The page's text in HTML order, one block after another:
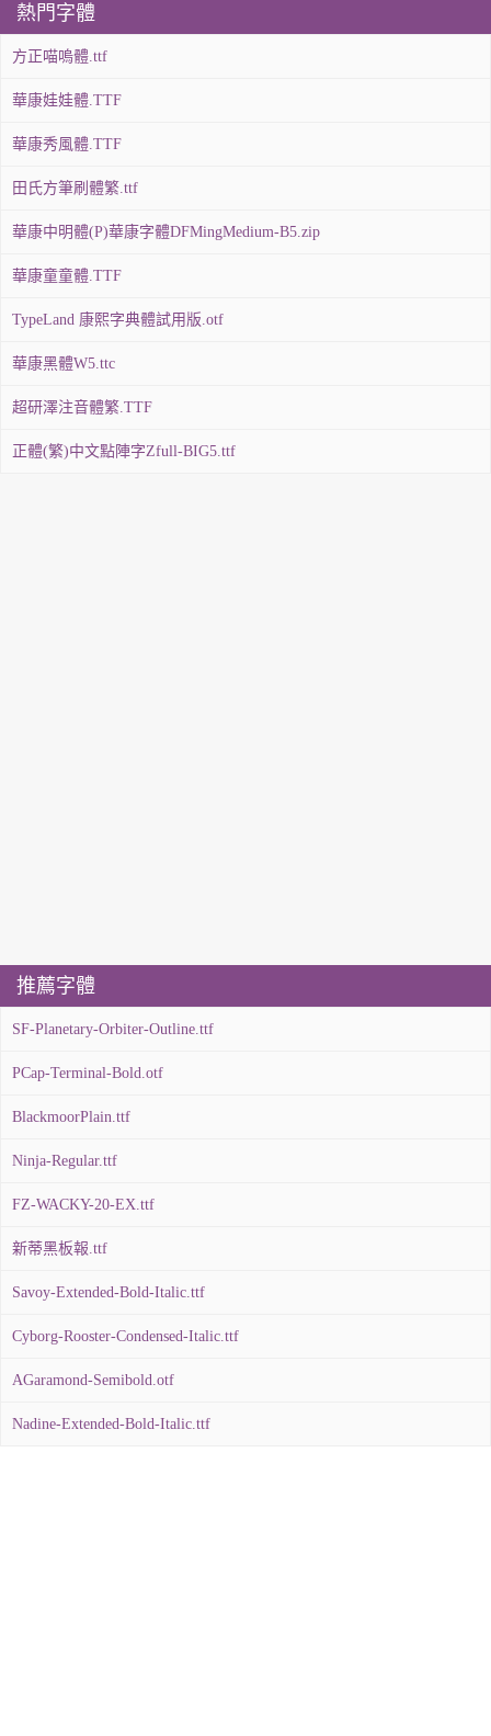
熱門字體
方正喵嗚體.ttf
華康娃娃體.TTF
華康秀風體.TTF
田氏方筆刷體繁.ttf
華康中明體(P)華康字體DFMingMedium-B5.zip
華康童童體.TTF
TypeLand 康熙字典體試用版.otf
華康黑體W5.ttc
超研澤注音體繁.TTF
正體(繁)中文點陣字Zfull-BIG5.ttf
推薦字體
SF-Planetary-Orbiter-Outline.ttf
PCap-Terminal-Bold.otf
BlackmoorPlain.ttf
Ninja-Regular.ttf
FZ-WACKY-20-EX.ttf
新蒂黑板報.ttf
Savoy-Extended-Bold-Italic.ttf
Cyborg-Rooster-Condensed-Italic.ttf
AGaramond-Semibold.otf
Nadine-Extended-Bold-Italic.ttf